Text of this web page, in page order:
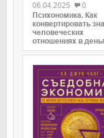
06.04.2025
0
Психономика. Как
конвертировать
человеческих
отношениях в